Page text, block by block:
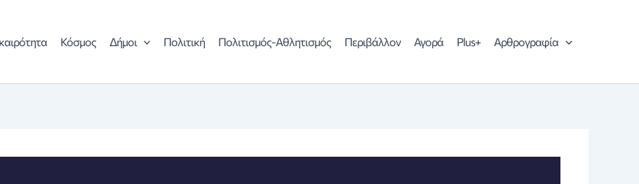
Κόσμος Δήμοι Πολιτική Πολιτισμός-Αθλητισμός Περιβάλλον Αγορά Plus+ Αρθρογραφία